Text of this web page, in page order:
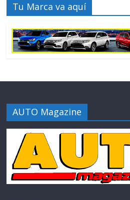
Tu Marca va aquí
AUTO Magazine